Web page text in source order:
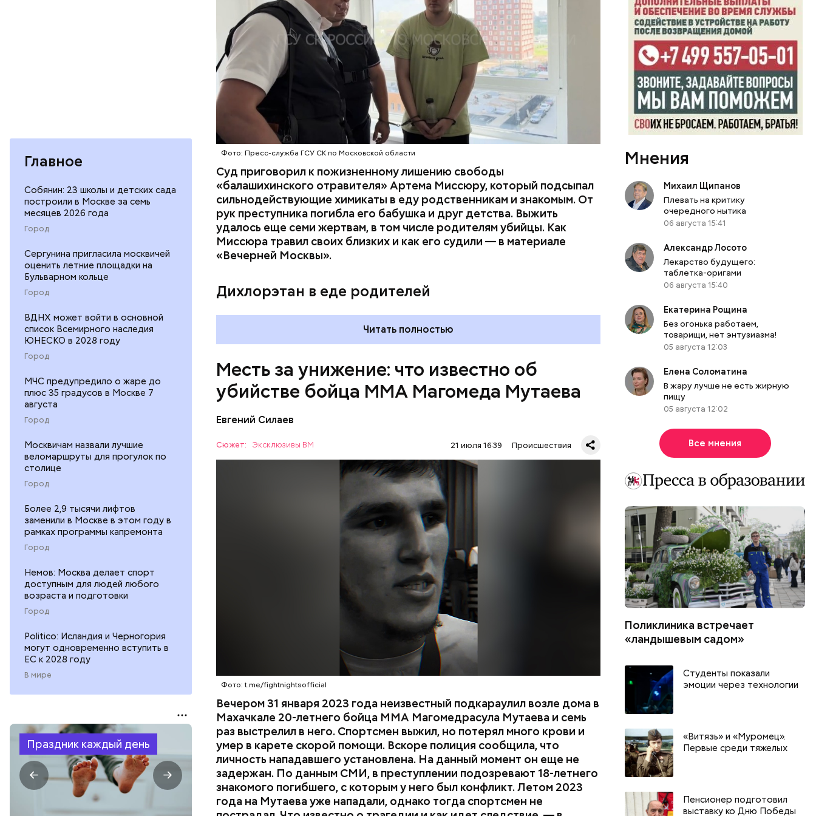
Главное
Собянин: 23 школы и детских сада
построили в Москве за семь
месяцев 2026 года
Город
Сергунина пригласила москвичей
оценить летние площадки на
Бульварном кольце
Город
ВДНХ может войти в основной
список Всемирного наследия
ЮНЕСКО в 2028 году
Город
МЧС предупредило о жаре до
плюс 35 градусов в Москве 7
августа
Город
Москвичам назвали лучшие
веломаршруты для прогулок по
столице
Город
Более 2,9 тысячи лифтов
заменили в Москве в этом году в
рамках программы капремонта
Город
Немов: Москва делает спорт
доступным для людей любого
возраста и подготовки
Город
Politico: Исландия и Черногория
могут одновременно вступить в
ЕС к 2028 году
В мире
Праздник каждый день
Фото: Пресс-служба ГСУ СК по Московской области
Суд приговорил к пожизненному лишению свободы
«балашихинского отравителя» Артема Миссюру, который подсыпал
сильнодействующие химикаты в еду родственникам и знакомым. От
рук преступника погибла его бабушка и друг детства. Выжить
удалось еще семи жертвам, в том числе родителям убийцы. Как
Миссюра травил своих близких и как его судили — в материале
«Вечерней Москвы».
Дихлорэтан в еде родителей
организм супругов случайно. То же самое вещество нашли в еде,
изъятой из квартиры пострадавших.
Читать полностью
Месть за унижение: что известно об
убийстве бойца ММА Магомеда Мутаева
Евгений Силаев
Сюжет: Эксклюзивы ВМ 21 июля 16:39 Происшествия
Фото: t.me/fightnightsofficial
Вечером 31 января 2023 года неизвестный подкараулил возле дома в
Махачкале 20-летнего бойца ММА Магомедрасула Мутаева и семь
раз выстрелил в него. Спортсмен выжил, но потерял много крови и
умер в карете скорой помощи. Вскоре полиция сообщила, что
личность нападавшего установлена. На данный момент он еще не
задержан. По данным СМИ, в преступлении подозревают 18-летнего
знакомого погибшего, с которым у него был конфликт. Летом 2023
года на Мутаева уже нападали, однако тогда спортсмен не
Вечером 31 января Мутаев возвращался домой с тренировки. Во дворе
жилого дома на улице Гапцахской в Махачкале на бойца напал
неизвестный. Он выскочил из подъезда, выстрелил в спортсмена не
менее семи раз и скрылся. Очевидцы трагедии вызвали полицию и
скорую помощь, однако врачи оказались бессильны — пострадавший
По данному факту СК возбудилуголовное делопо двум статьям:
«Убийство» и «Незаконный оборот оружия». Расследование
уголовного делавзял на контроль
ММА
СМЕРТЬ
Мнения
Михаил Щипанов
Плевать на критику
очередного нытика
06 августа 15:41
Александр Лосото
Лекарство будущего:
таблетка-оригами
06 августа 15:40
Екатерина Рощина
Без огонька работаем,
товарищи, нет энтузиазма!
05 августа 12:03
Елена Соломатина
В жару лучше не есть жирную
пищу
05 августа 12:02
Все мнения
Поликлиника встречает
«ландышевым садом»
Студенты показали
эмоции через технологии
«Витязь» и «Муромец».
Первые среди тяжелых
Пенсионер подготовил
выставку ко Дню Победы